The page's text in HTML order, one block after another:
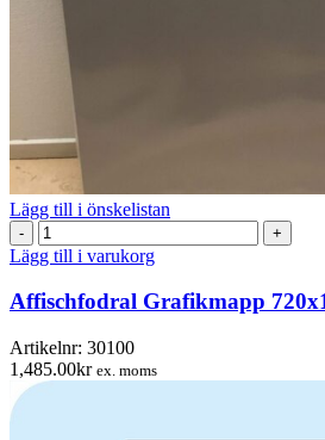
Lägg till i önskelistan
Affischfodral
Grafikmapp
720x1020mm
15-
pack
mängd
Lägg till i varukorg
Affischfodral Grafikmapp
Artikelnr: 30100
1,485.00kr ex. moms